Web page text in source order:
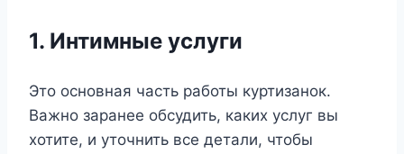
1. Интимные услуги
Это основная часть работы куртизанок.
Важно заранее обсудить, каких услуг вы
хотите, и уточнить все детали, чтобы